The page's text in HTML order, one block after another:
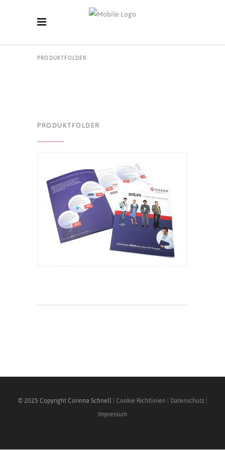
PRODUKTFOLDER
PRODUKTFOLDER
© 2025 Copyright Corinna Schnell|Cookie Richtlinien | Datenschutz|
Impressum